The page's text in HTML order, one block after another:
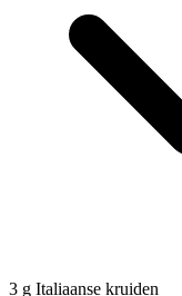
3 g Italiaanse kruiden